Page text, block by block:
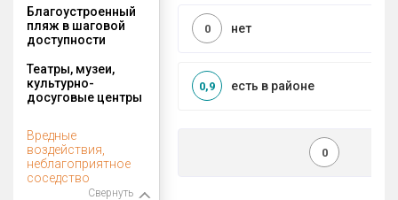
Благоустроенный
пляж в шаговой
доступности
нет
0
Театры, музеи,
культурно-
досуговые центры
есть в районе
0,9
Вредные
воздействия,
неблагоприятное
соседство
Свернуть
0